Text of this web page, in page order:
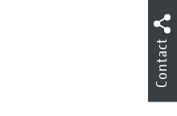
Contact